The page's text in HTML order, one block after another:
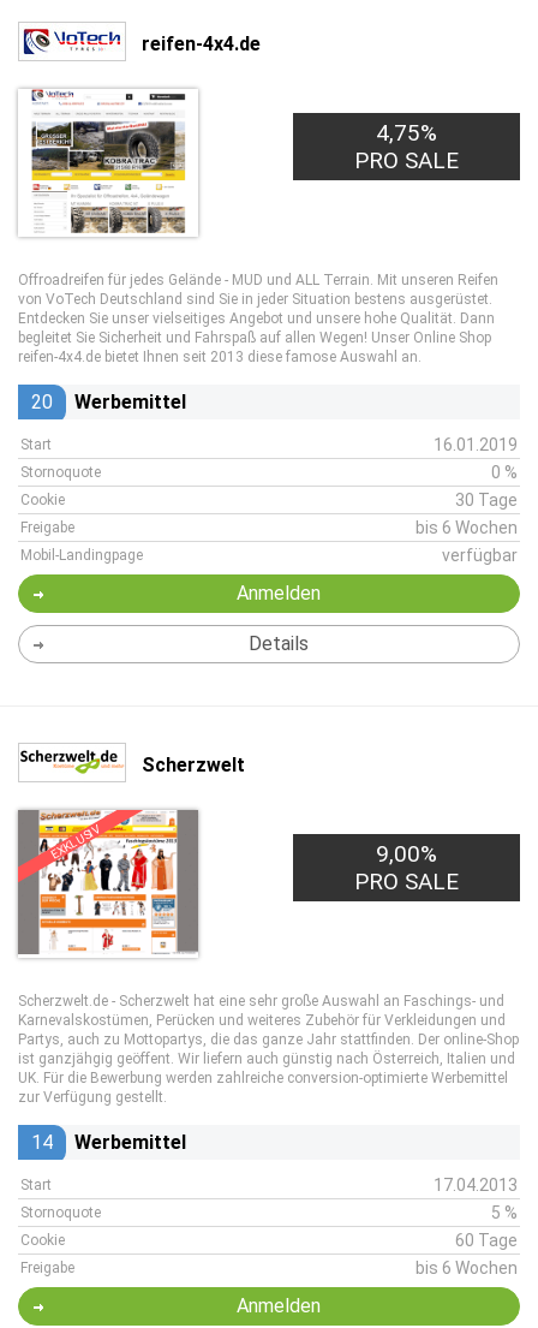
reifen-4x4.de
4,75%
PRO SALE
Offroadreifen für jedes Gelände - MUD und ALL Terrain. Mit unseren Reifen
von VoTech Deutschland sind Sie in jeder Situation bestens ausgerüstet.
Entdecken Sie unser vielseitiges Angebot und unsere hohe Qualität. Dann
begleitet Sie Sicherheit und Fahrspaß auf allen Wegen! Unser Online Shop
reifen-4x4.de bietet Ihnen seit 2013 diese famose Auswahl an.
20 Werbemittel
Start 16.01.2019
Stornoquote 0 %
Cookie 30 Tage
Freigabe bis 6 Wochen
Mobil-Landingpage verfügbar
Anmelden
Details
Scherzwelt
EXKLUSIV
9,00%
PRO SALE
Scherzwelt.de - Scherzwelt hat eine sehr große Auswahl an Faschings- und
Karnevalskostümen, Perücken und weiteres Zubehör für Verkleidungen und
Partys, auch zu Mottopartys, die das ganze Jahr stattfinden. Der online-Shop
ist ganzjähgig geöffent. Wir liefern auch günstig nach Österreich, Italien und
UK. Für die Bewerbung werden zahlreiche conversion-optimierte Werbemittel
zur Verfügung gestellt.
14 Werbemittel
Start 17.04.2013
Stornoquote 5 %
Cookie 60 Tage
Freigabe bis 6 Wochen
Anmelden